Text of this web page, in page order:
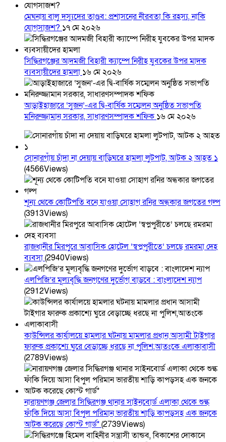
মেঘনায় বালু দস্যুদের তাণ্ডব: প্রশাসনের নীরবতা কি রহস্য, নাকি
যোগসাজশ? ১৭ মে ২০২৬
সিদ্ধিরগঞ্জের আদমজী বিহারী ক্যাম্পে নিরীহ যুবকের উপর মাদক
ব্যবসায়ীদের হামলা ১৬ মে ২০২৬
আড়াইহাজারে ‘সুজন’-এর দ্বি-বার্ষিক সম্মেলন অনুষ্ঠিত সভাপতি
মনিরুজ্জামান সরকার, সাধারণসম্পাদক শফিক ১৬ মে ২০২৬
সোনারগাঁয় চাঁদা না দেয়ায় বাড়িঘরে হামলা লুটপাট, আটক ২ আহত ১
(4566Views)
শূন্য থেকে কোটিপতি বনে যাওয়া সোহাগ রনির অন্ধকার জগতের গল্প
(3913Views)
রাজধানীর মিরপুরে আবাসিক হোটেল ‘স্বপ্নপুরীতে’ চলছে রমরমা দেহ
ব্যবসা(2940Views)
এলপিজি’র মূল্যবৃদ্ধি জনগণের দুর্ভোগ বাড়বে : বাংলাদেশ ন্যাপ
(2912Views)
কাউন্সিলর কার্যালয়ে হামলার ঘটনায় মামলার প্রধান আসামী টাইগার
ফারুক প্রকাশ্যে ঘুরে বেড়াচ্ছে ধরছে না পুলিশ,আতংকে এলাকাবাসী
(2789Views)
নারায়ণগঞ্জ জেলার সিদ্ধিরগঞ্জ থানার সাইনবোর্ড এলাকা থেকে শুল্ক
ফাঁকি দিয়ে আসা বিপুল পরিমান ভারতীয় শাড়ি কাপড়সহ এক জনকে
আটক করেছে কোস্ট গার্ড*(2739Views)